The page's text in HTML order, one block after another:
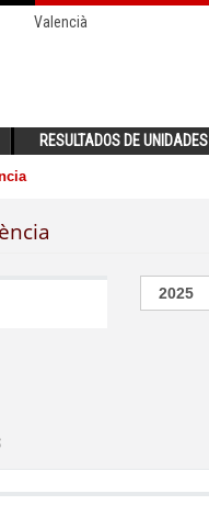
Valencià
RESULTADOS DE UNIDADES